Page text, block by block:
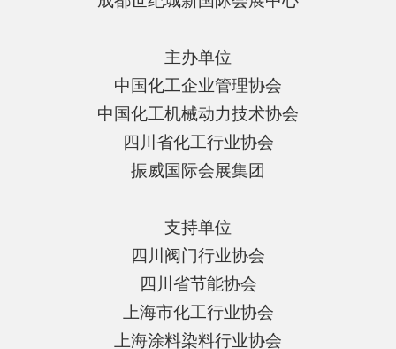
主办单位
中国化工企业管理协会
中国化工机械动力技术协会
四川省化工行业协会
振威国际会展集团
支持单位
四川阀门行业协会
四川省节能协会
上海市化工行业协会
上海涂料染料行业协会